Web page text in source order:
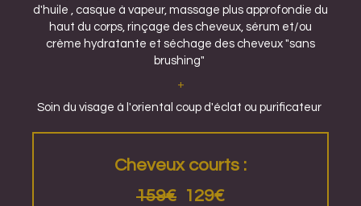
d'huile , casque à vapeur, massage plus approfondie du
haut du corps, rinçage des cheveux, sérum et/ou
crème hydratante et séchage des cheveux "sans
brushing"
+
Soin du visage à l'oriental coup d'éclat ou purificateur
Cheveux courts :
159€ 129€